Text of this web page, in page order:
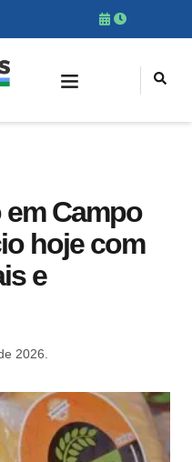
Campo
hoje com
e
2026.